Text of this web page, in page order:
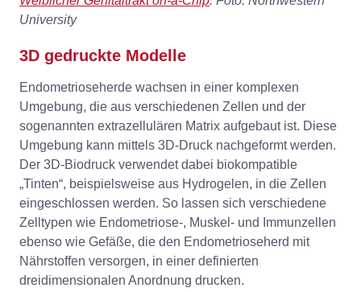
University
3D gedruckte Modelle
Endometrioseherde wachsen in einer komplexen
Umgebung, die aus verschiedenen Zellen und der
sogenannten extrazellulären Matrix aufgebaut ist. Diese
Umgebung kann mittels 3D-Druck nachgeformt werden.
Der 3D-Biodruck verwendet dabei biokompatible
„Tinten“, beispielsweise aus Hydrogelen, in die Zellen
eingeschlossen werden. So lassen sich verschiedene
Zelltypen wie Endometriose-, Muskel- und Immunzellen
ebenso wie Gefäße, die den Endometrioseherd mit
Nährstoffen versorgen, in einer definierten
dreidimensionalen Anordnung drucken.